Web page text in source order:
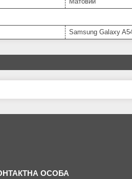
Samsung Galaxy